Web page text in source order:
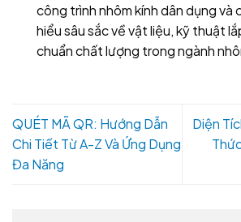
công trình nhôm kính dân dụng và
hiểu sâu sắc về vật liệu, kỹ thuật
chuẩn chất lượng trong ngành
QUÉT MÃ QR: Hướng Dẫn
Chi Tiết Từ A-Z Và Ứng Dụng
Đa Năng
Diện